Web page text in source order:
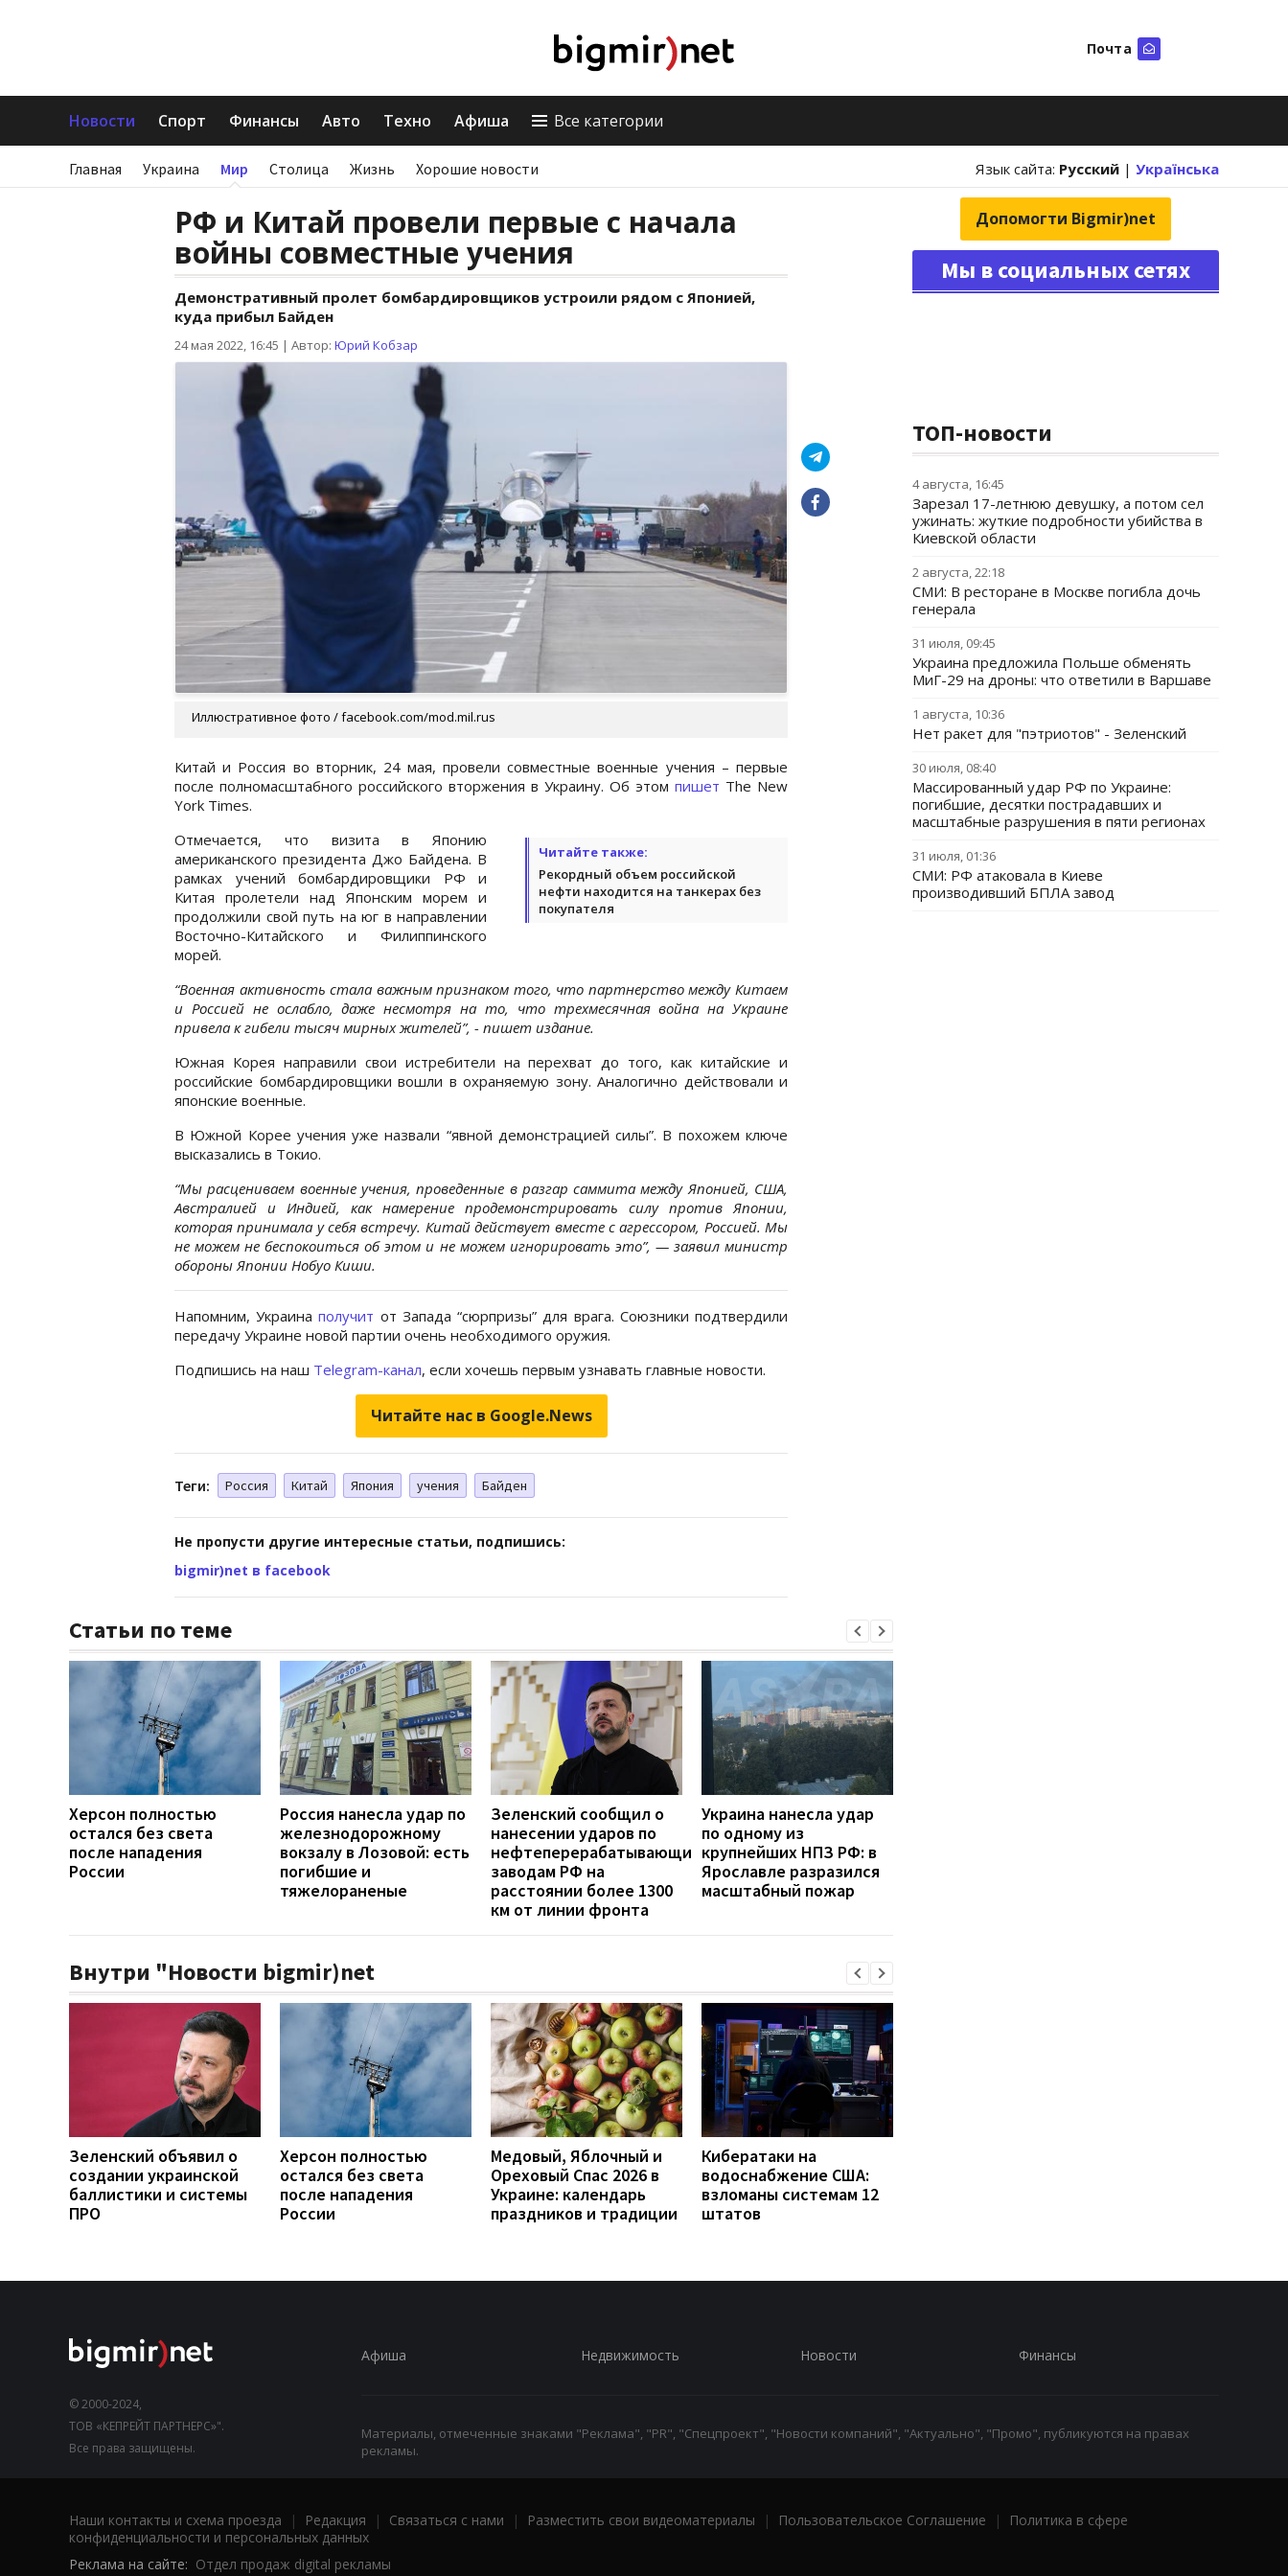
Почта
Новости Спорт Финансы Авто Техно Афиша Все категории
Главная Украина Мир Столица Жизнь Хорошие новости Язык сайта: Русский | Українська
РФ и Китай провели первые с начала
войны совместные учения
Демонстративный пролет бомбардировщиков устроили рядом с Японией,
куда прибыл Байден
24 мая 2022, 16:45 | Автор: Юрий Кобзар
Иллюстративное фото / facebook.com/mod.mil.rus
Китай и Россия во вторник, 24 мая, провели совместные военные учения – первые
после полномасштабного российского вторжения в Украину. Об этом пишет The New
York Times.
Читайте также:
Рекордный объем российской
нефти находится на танкерах без
покупателя
Отмечается, что визита в Японию
американского президента Джо Байдена. В
рамках учений бомбардировщики РФ и
Китая пролетели над Японским морем и
продолжили свой путь на юг в направлении
Восточно-Китайского и Филиппинского
морей.
“Военная активность стала важным признаком того, что партнерство между Китаем
и Россией не ослабло, даже несмотря на то, что трехмесячная война на Украине
привела к гибели тысяч мирных жителей”, - пишет издание.
Южная Корея направили свои истребители на перехват до того, как китайские и
российские бомбардировщики вошли в охраняемую зону. Аналогично действовали и
японские военные.
В Южной Корее учения уже назвали “явной демонстрацией силы”. В похожем ключе
высказались в Токио.
“Мы расцениваем военные учения, проведенные в разгар саммита между Японией, США,
Австралией и Индией, как намерение продемонстрировать силу против Японии,
которая принимала у себя встречу. Китай действует вместе с агрессором, Россией. Мы
не можем не беспокоиться об этом и не можем игнорировать это”, — заявил министр
обороны Японии Нобуо Киши.
Напомним, Украинаполучит от Запада “сюрпризы” для врага. Союзники подтвердили
передачу Украине новой партии очень необходимого оружия.
Подпишись на наш Telegram-канал, если хочешь первым узнавать главные новости.
Читайте нас в Google.News
Теги: Россия Китай Япония учения Байден
Не пропусти другие интересные статьи, подпишись:
bigmir)net в facebook
Статьи по теме
Херсон полностью
остался без света
после нападения
России
Россия нанесла удар по
железнодорожному
вокзалу в Лозовой: есть
погибшие и
тяжелораненые
Зеленский сообщил о
нанесении ударов по
нефтеперерабатывающим
заводам РФ на
расстоянии более 1300
км от линии фронта
Украина нанесла удар
по одному из
крупнейших НПЗ РФ: в
Ярославле разразился
масштабный пожар
Внутри "Новости bigmir)net
Зеленский объявил о
создании украинской
баллистики и системы
ПРО
Херсон полностью
остался без света
после нападения
России
Медовый, Яблочный и
Ореховый Спас 2026 в
Украине: календарь
праздников и традиции
Кибератаки на
водоснабжение США:
взломаны системам 12
штатов
Допомогти Bigmir)net
Мы в социальных сетях
ТОП-новости
4 августа, 16:45
Зарезал 17-летнюю девушку, а потом сел
ужинать: жуткие подробности убийства в
Киевской области
2 августа, 22:18
СМИ: В ресторане в Москве погибла дочь
генерала
31 июля, 09:45
Украина предложила Польше обменять
МиГ-29 на дроны: что ответили в Варшаве
1 августа, 10:36
Нет ракет для "пэтриотов" - Зеленский
30 июля, 08:40
Массированный удар РФ по Украине:
погибшие, десятки пострадавших и
масштабные разрушения в пяти регионах
31 июля, 01:36
СМИ: РФ атаковала в Киеве
производивший БПЛА завод
© 2000-2024,
ТОВ «КЕПРЕЙТ ПАРТНЕРС»".
Все права защищены.
Афиша Недвижимость Новости Финансы
Материалы, отмеченные знаками "Реклама", "PR", "Спецпроект", "Новости компаний", "Актуально", "Промо", публикуются на правах
рекламы.
Наши контакты и схема проезда | Редакция | Связаться с нами | Разместить свои видеоматериалы | Пользовательское Соглашение |
Политика в сфере
конфиденциальности и персональных данных
Реклама на сайте: Отдел продаж digital рекламы